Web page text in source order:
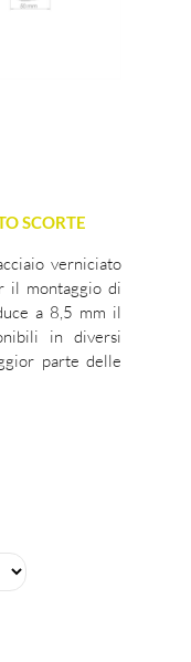
SCORTE
verniciato
il montaggio di
a 8,5 mm il
in diversi
parte delle